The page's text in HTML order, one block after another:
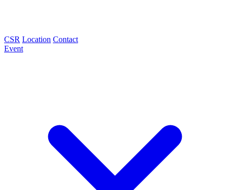
CSR Location Contact
Event